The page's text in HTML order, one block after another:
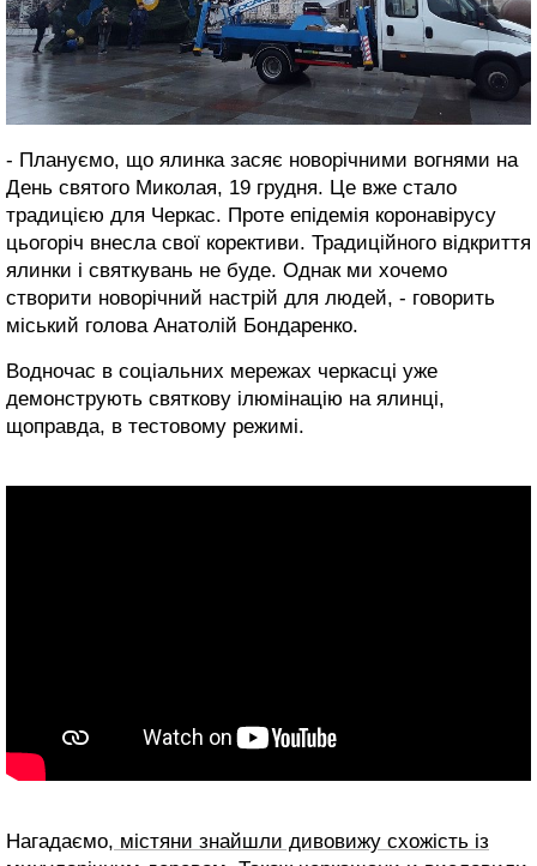
- Плануємо, що ялинка засяє новорічними вогнями на
День святого Миколая, 19 грудня. Це вже стало
традицією для Черкас. Проте епідемія коронавірусу
цьогоріч внесла свої корективи. Традиційного відкриття
ялинки і святкувань не буде. Однак ми хочемо
створити новорічний настрій для людей, - говорить
міський голова Анатолій Бондаренко.
Водночас в соціальних мережах черкасці уже
демонструють святкову ілюмінацію на ялинці,
щоправда, в тестовому режимі.
Нагадаємо, містяни знайшли дивовижу схожість із